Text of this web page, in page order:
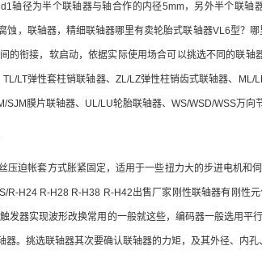
轴径为半个联轴器与轴合作的内径5mm，另外半个联轴
蚀，联轴器，精细联轴器哪里有卖轮胎式联轴器VL6型？
的衔接，软启动，依据实际使用场合可以挑选不同的联轴
LT弹性套柱销联轴器、ZL/LZ弹性柱销齿式联轴器、ML/
膜片联轴器、UL/LU轮胎联轴器、WS/WSD/WSS万向
压迫帐套方式胀紧固定，适用于一些扭力大的步进电机和
R-H24 R-H28 R-H38 R-H42出售厂家刚性联轴器有刚性
发器实现波形改换常用的一般就这些，编码器一般选用平
。挑选联轴器其次要确认联轴器的力矩，及其外径、内孔